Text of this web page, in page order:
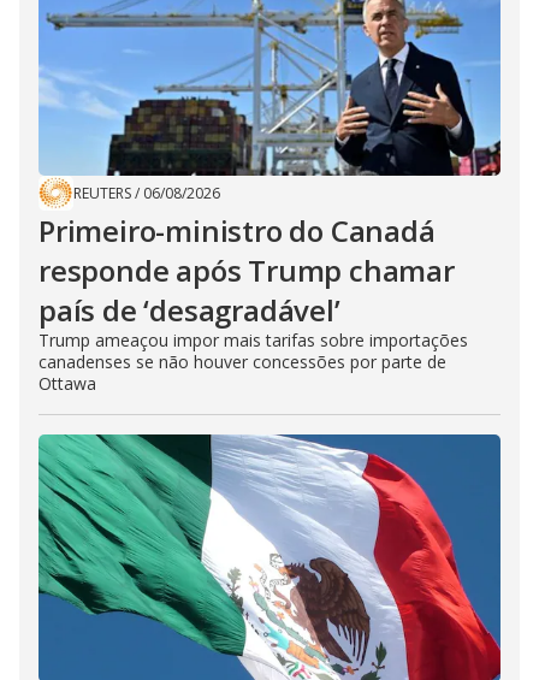
REUTERS/ 06/08/2026
Primeiro-ministro do Canadá
responde após Trump chamar
país de ‘desagradável’
Trump ameaçou impor mais tarifas sobre importações
canadenses se não houver concessões por parte de
Ottawa